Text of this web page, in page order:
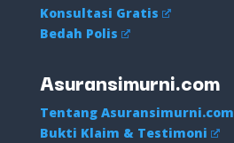
Konsultasi Gratis
Bedah Polis
Asuransimurni.com
Tentang Asuransimurni.com
Bukti Klaim & Testimoni